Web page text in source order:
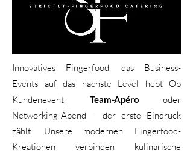
Innovatives Fingerfood, das Business-
Events auf das nächste Level hebt Ob
Kundenevent, Team-Apéro oder
Networking-Abend – der erste Eindruck
zählt. Unsere modernen Fingerfood-
Kreationen verbinden kulinarische